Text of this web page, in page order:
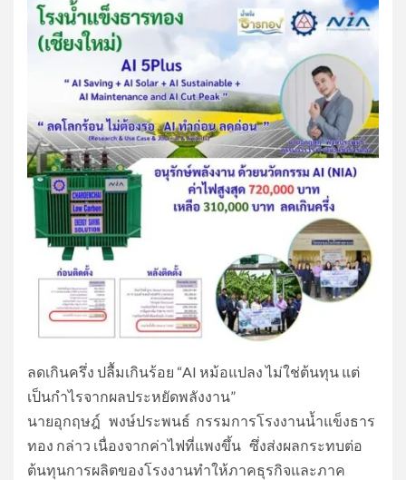
ลดเกินครึ่ง ปลื้มเกินร้อย “AI หม้อแปลง ไม่ใช่ต้นทุน แต่
เป็นกำไรจากผลประหยัดพลังงาน”
นายอุกฤษฎ์ พงษ์ประพนธ์ กรรมการโรงงานน้ำแข็งธาร
ทอง กล่าว เนื่องจากค่าไฟที่แพงขึ้น ซึ่งส่งผลกระทบต่อ
ต้นทุนการผลิตของโรงงานทำให้ภาคธุรกิจและภาค